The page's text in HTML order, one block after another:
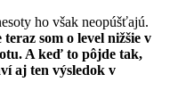
ho však neopúšťajú.
som o level nižšie v
A keď to pôjde tak,
aj ten výsledok v